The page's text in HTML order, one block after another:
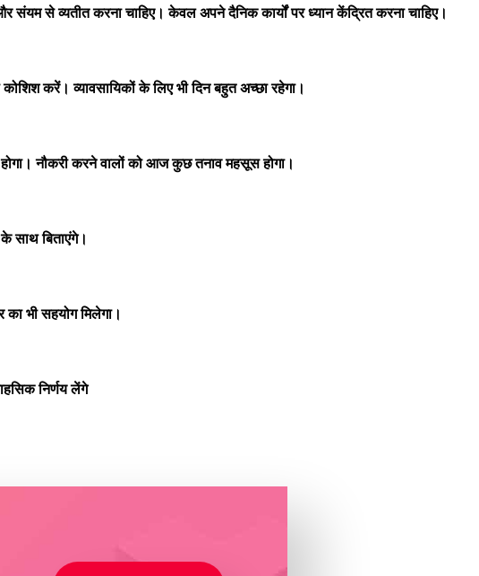
से व्यतीत करना चाहिए। केवल अपने दैनिक कार्यों पर ध्यान केंद्रित करना चाहिए।
करें। व्यावसायिकों के लिए भी दिन बहुत अच्छा रहेगा।
नौकरी करने वालों को आज कुछ तनाव महसूस होगा।
साथ बिताएंगे।
भी सहयोग मिलेगा।
निर्णय लेंगे